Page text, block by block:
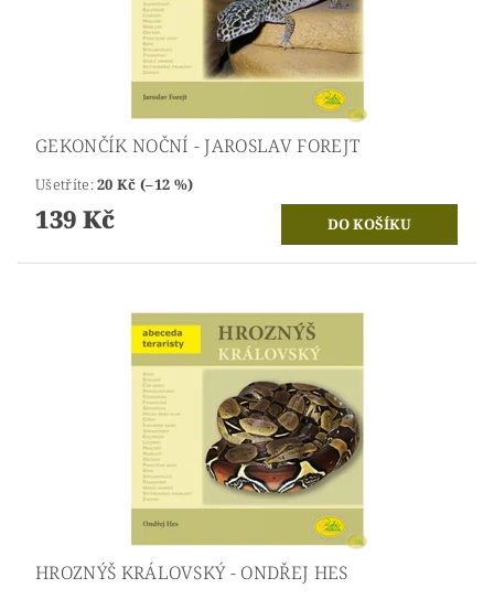
GEKONČÍK NOČNÍ - JAROSLAV FOREJT
Ušetříte:20 Kč (–12 %)
139 Kč
HROZNÝŠ KRÁLOVSKÝ - ONDŘEJ HES